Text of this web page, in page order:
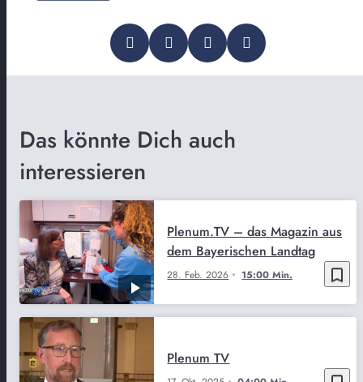
Das könnte Dich auch
interessieren
bookmark_border
28. Feb. 2026 15:00 Min.
Plenum.TV – das Magazin aus
dem Bayerischen Landtag
Plenum TV